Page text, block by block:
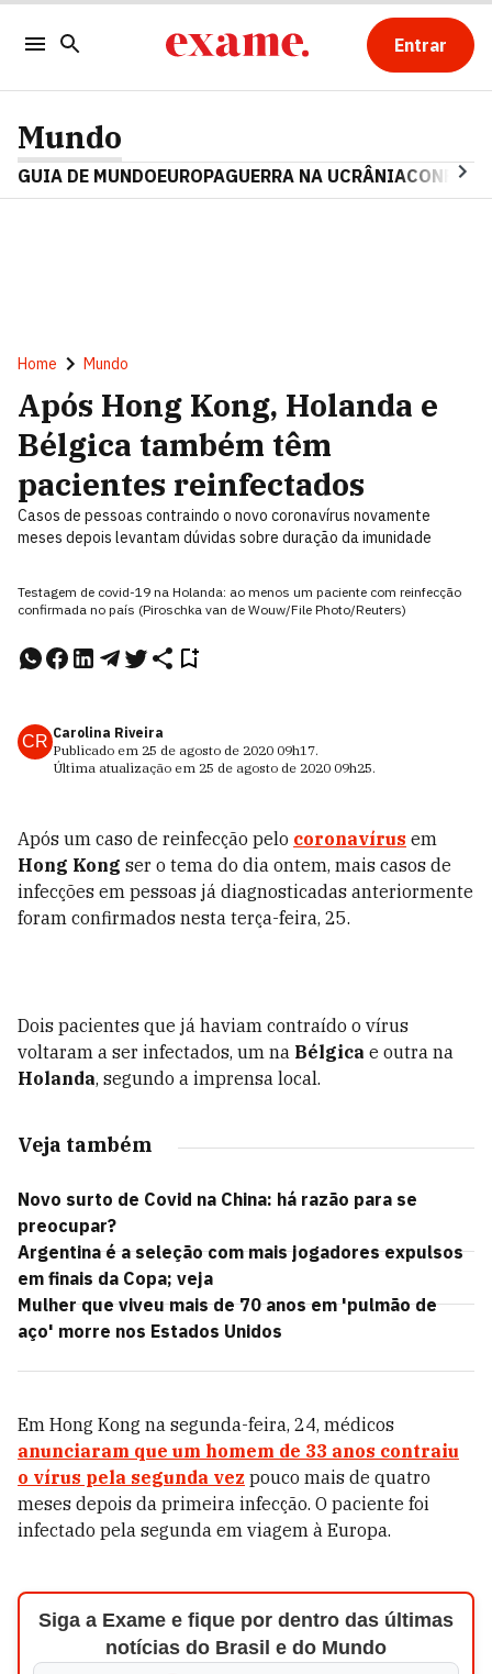
Entrar
Mundo
GUIA DE MUNDOEUROPAGUERRA NA UCRÂNIA
Home Mundo
Após Hong Kong, Holanda e
Bélgica também têm
pacientes reinfectados
Casos de pessoas contraindo o novo coronavírus novamente
meses depois levantam dúvidas sobre duração da imunidade
Testagem de covid-19 na Holanda: ao menos um paciente com reinfecção
confirmada no país (Piroschka van de Wouw/File Photo/Reuters)
CR Carolina Riveira
Publicado em 25 de agosto de 2020 09h17.
Última atualização em 25 de agosto de 2020 09h25.
Após um caso de reinfecção pelo coronavírus em
Hong Kong ser o tema do dia ontem, mais casos de
infecções em pessoas já diagnosticadas anteriormente
foram confirmados nesta terça-feira, 25.
Dois pacientes que já haviam contraído o vírus
voltaram a ser infectados, um na Bélgica e outra na
Holanda, segundo a imprensa local.
Veja também
Novo surto de Covid na China: há razão para se
preocupar?
Argentina é a seleção com mais jogadores expulsos
em finais da Copa; veja
Mulher que viveu mais de 70 anos em 'pulmão de
aço' morre nos Estados Unidos
Em Hong Kong na segunda-feira, 24, médicos
anunciaram que um homem de 33 anos contraiu
o vírus pela segunda vez pouco mais de quatro
meses depois da primeira infecção. O paciente foi
infectado pela segunda em viagem à Europa.
Siga a Exame e fique por dentro das últimas
notícias do Brasil e do Mundo